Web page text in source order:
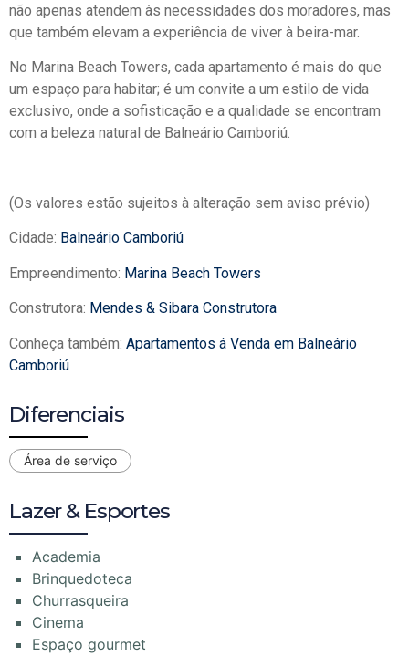
não apenas atendem às necessidades dos moradores, mas
que também elevam a experiência de viver à beira-mar.
No Marina Beach Towers, cada apartamento é mais do que
um espaço para habitar; é um convite a um estilo de vida
exclusivo, onde a sofisticação e a qualidade se encontram
com a beleza natural de Balneário Camboriú.
(Os valores estão sujeitos à alteração sem aviso prévio)
Cidade: Balneário Camboriú
Empreendimento: Marina Beach Towers
Construtora: Mendes & Sibara Construtora
Conheça também: Apartamentos á Venda em Balneário
Camboriú
Diferenciais
Área de serviço
Lazer & Esportes
Academia
Brinquedoteca
Churrasqueira
Cinema
Espaço gourmet